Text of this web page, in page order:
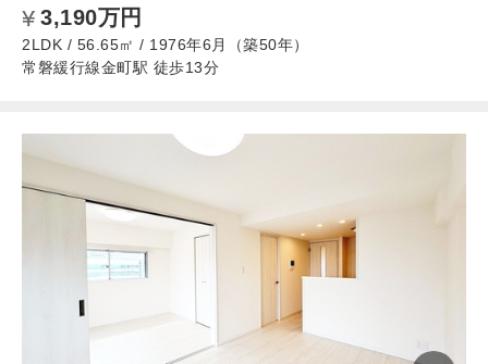
3,190万円
2LDK / 56.65㎡ / 1976年6月（築50年）
常磐緩行線金町駅 徒歩13分